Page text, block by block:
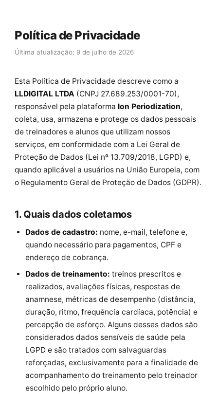
Política de Privacidade
Última atualização: 9 de julho de 2026
Esta Política de Privacidade descreve como a
LLDIGITAL LTDA (CNPJ 27.689.253/0001-70),
responsável pela plataforma Ion Periodization,
coleta, usa, armazena e protege os dados pessoais
de treinadores e alunos que utilizam nossos
serviços, em conformidade com a Lei Geral de
Proteção de Dados (Lei nº 13.709/2018, LGPD) e,
quando aplicável a usuários na União Europeia, com
o Regulamento Geral de Proteção de Dados (GDPR).
1. Quais dados coletamos
Dados de cadastro: nome, e-mail, telefone e,
quando necessário para pagamentos, CPF e
endereço de cobrança.
Dados de treinamento: treinos prescritos e
realizados, avaliações físicas, respostas de
anamnese, métricas de desempenho (distância,
duração, ritmo, frequência cardíaca, potência) e
percepção de esforço. Alguns desses dados são
considerados dados sensíveis de saúde pela
LGPD e são tratados com salvaguardas
reforçadas, exclusivamente para a finalidade de
acompanhamento do treinamento pelo treinador
escolhido pelo próprio aluno.